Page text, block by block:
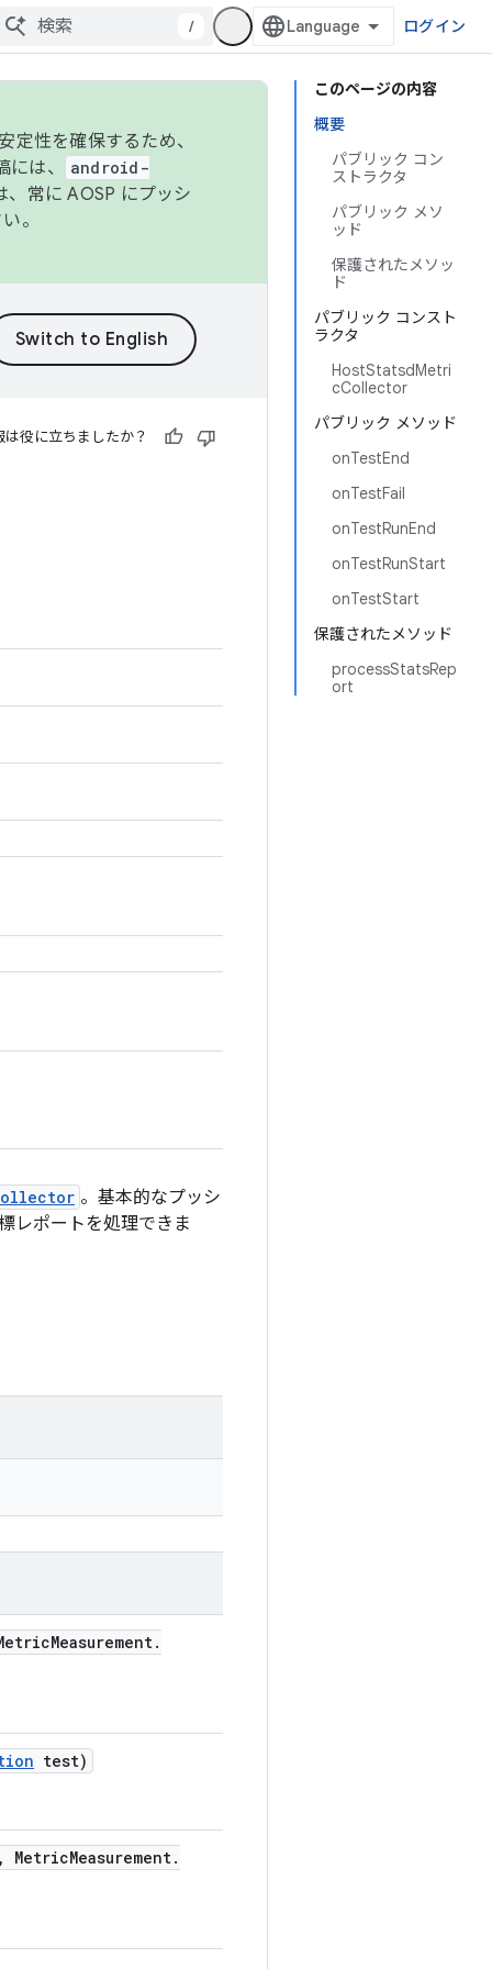
/ ログイン
このページの内容
概要
パブリック コン
ストラクタ
パブリック メソ
ッド
保護されたメソッ
ド
パブリック コンスト
ラクタ
HostStatsdMetri
cCollector
パブリック メソッド
onTestEnd
onTestFail
onTestRunEnd
onTestRunStart
onTestStart
保護されたメソッド
processStatsRep
ort
性を確保するため、
は、
android-
常に AOSP にプッシ
。
は役に立ちましたか？
。基本的なプッシ
レポートを処理できま
Measurement.
test)
, MetricMeasurement.